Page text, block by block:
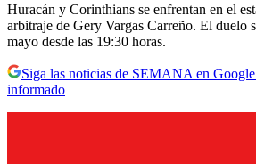
Huracán y Corinthians se enfrentan en el
arbitraje de Gery Vargas Carreño. El duelo
mayo desde las 19:30 horas.
Siga las noticias de SEMANA en
informado